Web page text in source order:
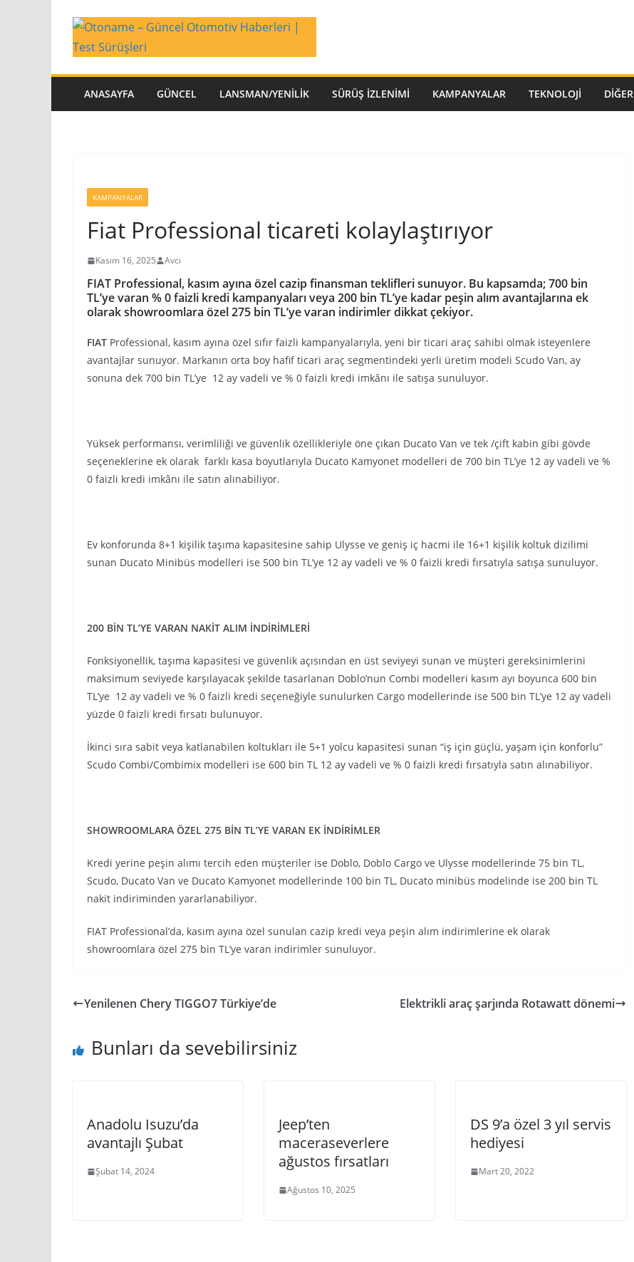
content
ANASAYFA GÜNCEL LANSMAN/YENILIK SÜRÜŞ İZLENIMI KAMPANYALAR TEKNOLOJI DİĞER
KAMPANYALAR
Fiat Professional ticareti kolaylaştırıyor
Kasım 16, 2025 Avcı
FIAT Professional, kasım ayına özel cazip finansman teklifleri sunuyor. Bu kapsamda; 700 bin
TL’ye varan % 0 faizli kredi kampanyaları veya 200 bin TL’ye kadar peşin alım avantajlarına ek
olarak showroomlara özel 275 bin TL’ye varan indirimler dikkat çekiyor.
FIAT Professional, kasım ayına özel sıfır faizli kampanyalarıyla, yeni bir ticari araç sahibi olmak isteyenlere
avantajlar sunuyor. Markanın orta boy hafif ticari araç segmentindeki yerli üretim modeli Scudo Van, ay
sonuna dek 700 bin TL’ye 12 ay vadeli ve % 0 faizli kredi imkânı ile satışa sunuluyor.
Yüksek performansı, verimliliği ve güvenlik özellikleriyle öne çıkan Ducato Van ve tek /çift kabin gibi gövde
seçeneklerine ek olarak farklı kasa boyutlarıyla Ducato Kamyonet modelleri de 700 bin TL’ye 12 ay vadeli ve %
0 faizli kredi imkânı ile satın alınabiliyor.
Ev konforunda 8+1 kişilik taşıma kapasitesine sahip Ulysse ve geniş iç hacmi ile 16+1 kişilik koltuk dizilimi
sunan Ducato Minibüs modelleri ise 500 bin TL’ye 12 ay vadeli ve % 0 faizli kredi fırsatıyla satışa sunuluyor.
200 BİN TL’YE VARAN NAKİT ALIM İNDİRİMLERİ
Fonksiyonellik, taşıma kapasitesi ve güvenlik açısından en üst seviyeyi sunan ve müşteri gereksinimlerini
maksimum seviyede karşılayacak şekilde tasarlanan Doblo’nun Combi modelleri kasım ayı boyunca 600 bin
TL’ye 12 ay vadeli ve % 0 faizli kredi seçeneğiyle sunulurken Cargo modellerinde ise 500 bin TL’ye 12 ay vadeli
yüzde 0 faizli kredi fırsatı bulunuyor.
İkinci sıra sabit veya katlanabilen koltukları ile 5+1 yolcu kapasitesi sunan “iş için güçlü, yaşam için konforlu”
Scudo Combi/Combimix modelleri ise 600 bin TL 12 ay vadeli ve % 0 faizli kredi fırsatıyla satın alınabiliyor.
SHOWROOMLARA ÖZEL 275 BİN TL’YE VARAN EK İNDİRİMLER
Kredi yerine peşin alımı tercih eden müşteriler ise Doblo, Doblo Cargo ve Ulysse modellerinde 75 bin TL,
Scudo, Ducato Van ve Ducato Kamyonet modellerinde 100 bin TL, Ducato minibüs modelinde ise 200 bin TL
nakit indiriminden yararlanabiliyor.
FIAT Professional’da, kasım ayına özel sunulan cazip kredi veya peşin alım indirimlerine ek olarak
showroomlara özel 275 bin TL’ye varan indirimler sunuluyor.
Yenilenen Chery TIGGO7 Türkiye’de Elektrikli araç şarjında Rotawatt dönemi
Bunları da sevebilirsiniz
Anadolu Isuzu’da
avantajlı Şubat
Şubat 14, 2024
Jeep’ten
maceraseverlere
ağustos fırsatları
Ağustos 10, 2025
DS 9’a özel 3 yıl servis
hediyesi
Mart 20, 2022